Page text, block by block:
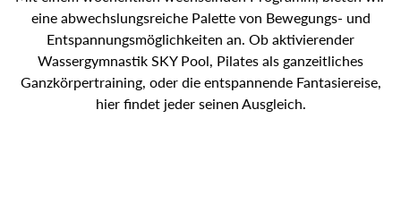
Mit einem wöchentlich wechselnden Programm, bieten wir
eine abwechslungsreiche Palette von Bewegungs- und
Entspannungsmöglichkeiten an. Ob aktivierender
Wassergymnastik SKY Pool, Pilates als ganzeitliches
Ganzkörpertraining, oder die entspannende Fantasiereise,